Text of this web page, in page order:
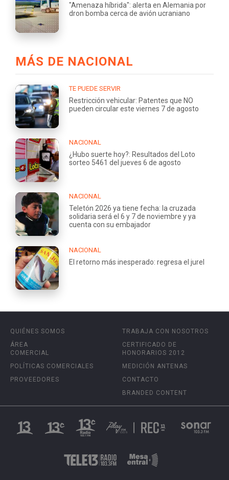
"Amenaza híbrida": alerta en Alemania por
dron bomba cerca de avión ucraniano
MÁS DE NACIONAL
TE PUEDE SERVIR
Restricción vehicular: Patentes que NO
pueden circular este viernes 7 de agosto
NACIONAL
¿Hubo suerte hoy?: Resultados del Loto
sorteo 5461 del jueves 6 de agosto
NACIONAL
Teletón 2026 ya tiene fecha: la cruzada
solidaria será el 6 y 7 de noviembre y ya
cuenta con su embajador
NACIONAL
El retorno más inesperado: regresa el jurel
QUIÉNES SOMOS
ÁREA
COMERCIAL
POLÍTICAS COMERCIALES
PROVEEDORES
TRABAJA CON NOSOTROS
CERTIFICADO DE
HONORARIOS 2012
MEDICIÓN ANTENAS
CONTACTO
BRANDED CONTENT